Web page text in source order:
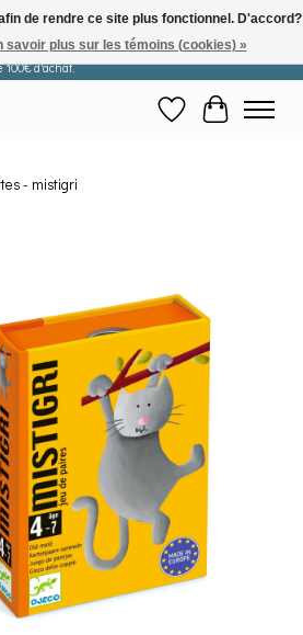
juillet seront expédiées à partir du 11 août. Frais de
100€ d'achat.
Liste de souhaits
Panier
- mistigri
de rendre ce site plus fonctionnel. D'accord?
savoir plus sur les témoins (cookies) »